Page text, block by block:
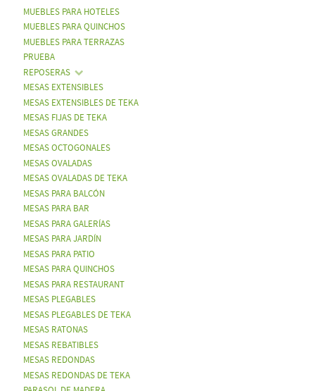
MUEBLES PARA HOTELES
MUEBLES PARA QUINCHOS
MUEBLES PARA TERRAZAS
PRUEBA
REPOSERAS
MESAS EXTENSIBLES
MESAS EXTENSIBLES DE TEKA
MESAS FIJAS DE TEKA
MESAS GRANDES
MESAS OCTOGONALES
MESAS OVALADAS
MESAS OVALADAS DE TEKA
MESAS PARA BALCÓN
MESAS PARA BAR
MESAS PARA GALERÍAS
MESAS PARA JARDÍN
MESAS PARA PATIO
MESAS PARA QUINCHOS
MESAS PARA RESTAURANT
MESAS PLEGABLES
MESAS PLEGABLES DE TEKA
MESAS RATONAS
MESAS REBATIBLES
MESAS REDONDAS
MESAS REDONDAS DE TEKA